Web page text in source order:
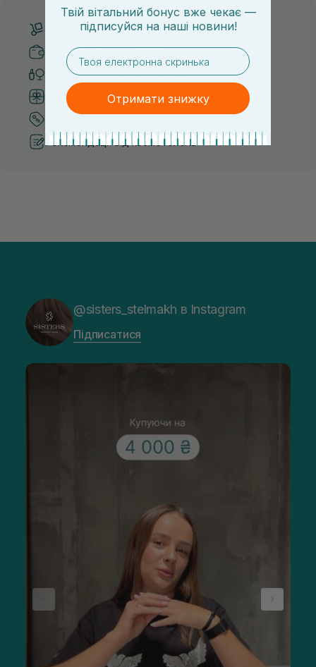
Безкоштовна доставка від 3000 UAH
Безпечні способи оплати
Тільки оригінальна косметика
Система бонусів та лояльності
Рекомендації від косметологів
@sisters_stelmakh в Instagram
Підписатися
Твій вітальний бонус вже чекає —
підписуйся на наші новини!
email
Отримати знижку